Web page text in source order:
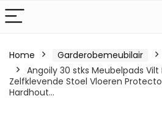
Home Garderobemeubilair
Angoily 30 stks Meubelpads
Zelfklevende Stoel Vloeren
Hardhout…